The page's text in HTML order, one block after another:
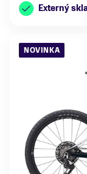
Externý
NOVINKA